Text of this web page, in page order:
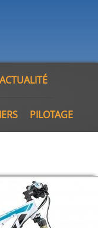
ACTUALITÉ
PILOTAGE